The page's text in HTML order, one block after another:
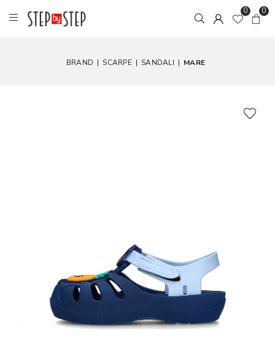
0 0
BRAND | SCARPE | SANDALI | MARE